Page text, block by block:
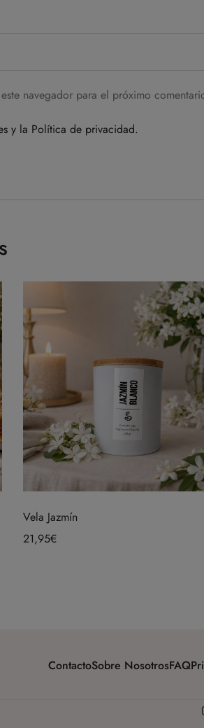
navegador para el próximo
y la Política de privacidad.
Vela Jazmín
21,95€
ContactoSobre NosotrosFAQ